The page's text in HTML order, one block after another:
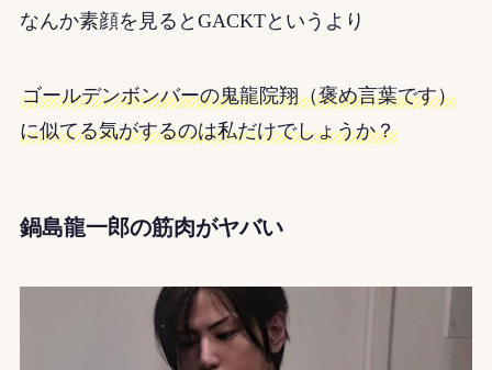
なんか素顔を見るとGACKTというより
ゴールデンボンバーの鬼龍院翔（褒め言葉です）
に似てる気がするのは私だけでしょうか？
鍋島龍一郎の筋肉がヤバい